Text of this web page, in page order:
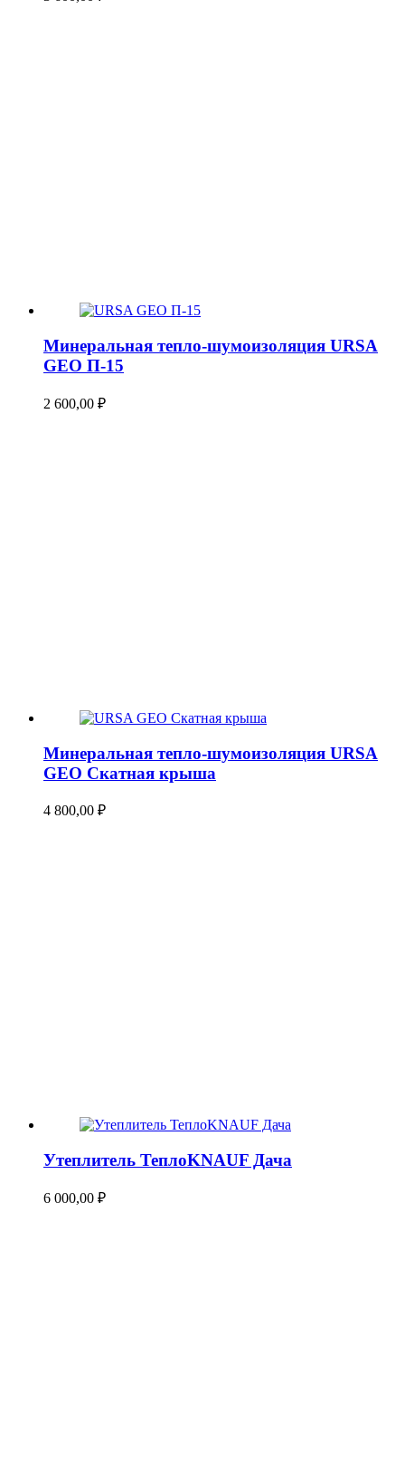
Минеральная тепло-шумоизоляция URSA
GEO П-15
2 600,00 ₽
Минеральная тепло-шумоизоляция URSA
GEO Скатная крыша
4 800,00 ₽
Утеплитель ТеплоKNAUF Дача
6 000,00 ₽